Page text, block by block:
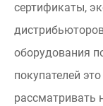
сертификаты,
оборудования
покупателей
рассматривать